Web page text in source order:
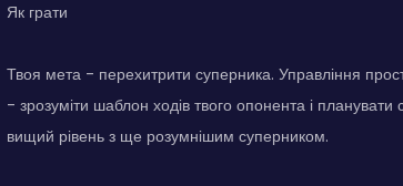
Як грати
Твоя мета - перехитрити суперника. Управління
- зрозуміти шаблон ходів твого опонента і
вищий рівень з ще розумнішим суперником.